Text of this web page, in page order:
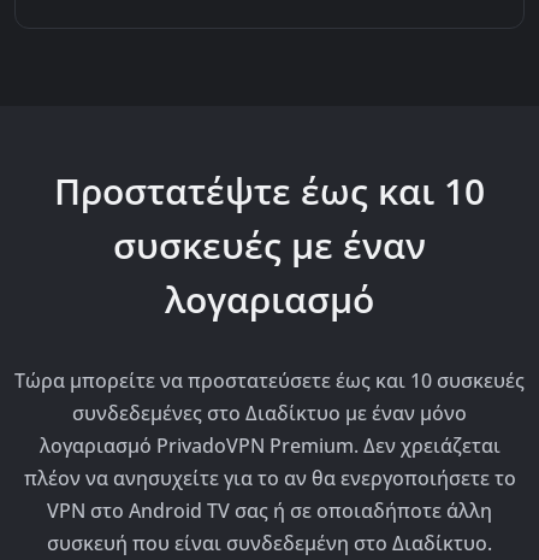
Προστατέψτε έως και 10
συσκευές με έναν
λογαριασμό
Τώρα μπορείτε να προστατεύσετε έως και 10 συσκευές
συνδεδεμένες στο Διαδίκτυο με έναν μόνο
λογαριασμό PrivadoVPN Premium. Δεν χρειάζεται
πλέον να ανησυχείτε για το αν θα ενεργοποιήσετε το
VPN στο Android TV σας ή σε οποιαδήποτε άλλη
συσκευή που είναι συνδεδεμένη στο Διαδίκτυο.